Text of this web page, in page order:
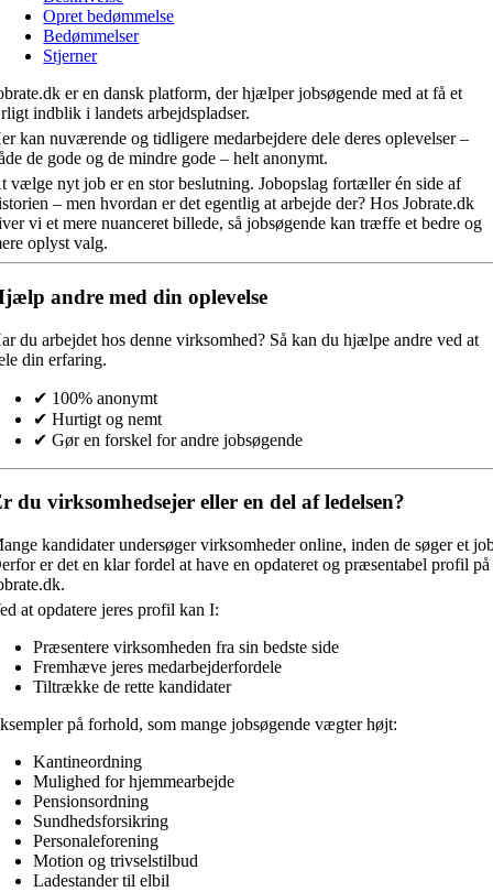
Opret bedømmelse
Bedømmelser
Stjerner
er en dansk platform, der hjælper jobsøgende med at få et
indblik i landets arbejdspladser.
kan nuværende og tidligere medarbejdere dele deres oplevelser –
de gode og de mindre gode – helt anonymt.
vælge nyt job er en stor beslutning. Jobopslag fortæller én side af
– men hvordan er det egentlig at arbejde der? Hos Jobrate.dk
vi et mere nuanceret billede, så jobsøgende kan træffe et bedre og
oplyst valg.
andre med din oplevelse
du arbejdet hos denne virksomhed? Så kan du hjælpe andre ved at
din erfaring.
✔ 100% anonymt
✔ Hurtigt og nemt
✔ Gør en forskel for andre jobsøgende
du virksomhedsejer eller en del af ledelsen?
kandidater undersøger virksomheder online, inden de søger et
er det en klar fordel at have en opdateret og præsentabel profil på
at opdatere jeres profil kan I:
Præsentere virksomheden fra sin bedste side
Fremhæve jeres medarbejderfordele
Tiltrække de rette kandidater
på forhold, som mange jobsøgende vægter højt:
Kantineordning
Mulighed for hjemmearbejde
Pensionsordning
Sundhedsforsikring
Personaleforening
Motion og trivselstilbud
Ladestander til elbil